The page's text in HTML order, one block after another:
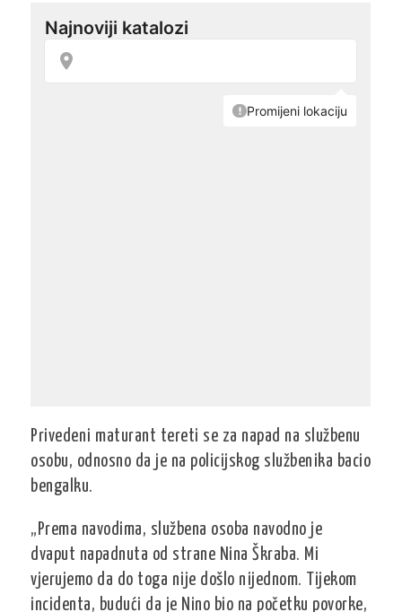
Privedeni maturant tereti se za napad na službenu
osobu, odnosno da je na policijskog službenika bacio
bengalku.
„Prema navodima, službena osoba navodno je
dvaput napadnuta od strane Nina Škraba. Mi
vjerujemo da do toga nije došlo nijednom. Tijekom
incidenta, budući da je Nino bio na početku povorke,